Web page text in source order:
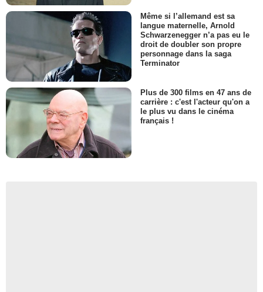
Même si l’allemand est sa
langue maternelle, Arnold
Schwarzenegger n’a pas eu le
droit de doubler son propre
personnage dans la saga
Terminator
Plus de 300 films en 47 ans de
carrière : c'est l'acteur qu'on a
le plus vu dans le cinéma
français !